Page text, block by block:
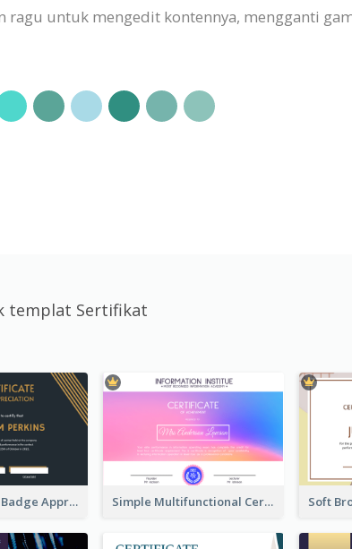
untuk mengedit kontennya, mengganti
templat Sertifikat
Blue And Gold Badge Appreciation Certificate Simple Multifunctional Certificate Design Ideas